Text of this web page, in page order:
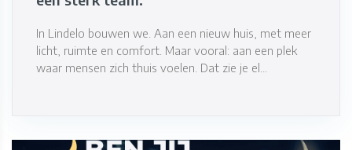
In Lindelo bouwen we. Aan een nieuw huis, met meer
licht, ruimte en comfort. Maar vooral: aan een plek
waar mensen zich thuis voelen. Dat zie je el...